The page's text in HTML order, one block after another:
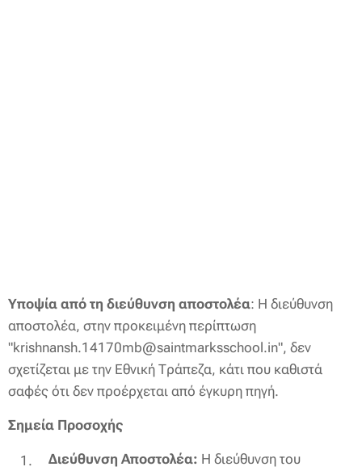
Υποψία από τη διεύθυνση αποστολέα: Η διεύθυνση
αποστολέα, στην προκειμένη περίπτωση
"krishnansh.14170mb@saintmarksschool.in", δεν
σχετίζεται με την Εθνική Τράπεζα, κάτι που καθιστά
σαφές ότι δεν προέρχεται από έγκυρη πηγή.
Σημεία Προσοχής
Διεύθυνση Αποστολέα: Η διεύθυνση του